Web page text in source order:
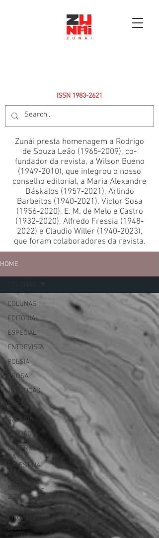
ISSN 1983-2621
Zunái presta homenagem a Rodrigo
de Souza Leão (1965-2009), co-
fundador da revista, a Wilson Bueno
(1949-2010), que integrou o nosso
conselho editorial, a Maria Alexandre
Dáskalos (1957-2021), Arlindo
Barbeitos (1940-2021), Victor Sosa
(1956-2020), E. M. de Melo e Castro
(1932-2020), Alfredo Fressia (1948-
2022) e Claudio Willer (1940-2023),
que foram colaboradores da revista.
HOME
COLUNAS
EDITORIAL
ESPECIAL
ENTREVISTA
POESIA
PROSA
TRADUÇÃO
ENSAIO
GALERIA
OPINIÃO
CADERNOS
DA
PALESTINA
VOLUME 5
NÚMERO 1 -
2020
VOLUME 5
NÚMERO 2 -
2020